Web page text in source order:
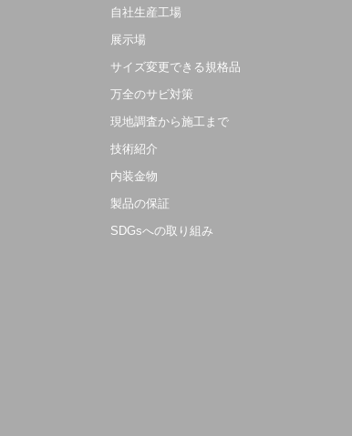
自社生産工場
展示場
サイズ変更できる規格品
万全のサビ対策
現地調査から施工まで
技術紹介
内装金物
製品の保証
SDGsへの取り組み